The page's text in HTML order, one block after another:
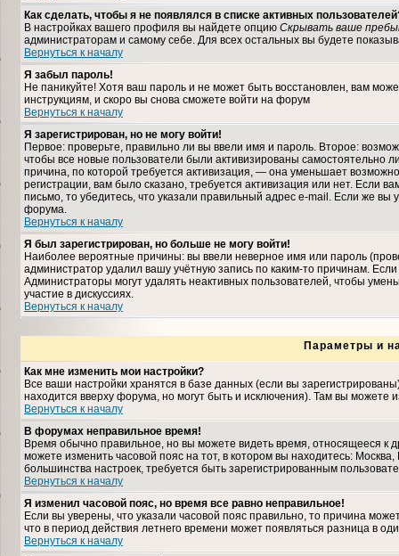
Как сделать, чтобы я не появлялся в списке активных
В настройках вашего профиля вы найдете опцию Скрывать ваше
администраторам и самому себе. Для всех остальных вы будете
Вернуться к началу
Я забыл пароль!
Не паникуйте! Хотя ваш пароль и не может быть восстановлен, вам
инструкциям, и скоро вы снова сможете войти на форум
Вернуться к началу
Я зарегистрирован, но не могу войти!
Первое: проверьте, правильно ли вы ввели имя и пароль. Второе:
чтобы все новые пользователи были активизированы самостоятельно
причина, по которой требуется активизация, — она уменьшает
регистрации, вам было сказано, требуется активизация или нет. Если
письмо, то убедитесь, что указали правильный адрес e-mail. Если же
форума.
Вернуться к началу
Я был зарегистрирован, но больше не могу войти!
Наиболее вероятные причины: вы ввели неверное имя или пароль
администратор удалил вашу учётную запись по каким-то причинам.
Администраторы могут удалять неактивных пользователей, чтобы
участие в дискуссиях.
Вернуться к началу
Параметры и
Как мне изменить мои настройки?
Все ваши настройки хранятся в базе данных (если вы
находится вверху форума, но могут быть и исключения). Там вы можете
Вернуться к началу
В форумах неправильное время!
Время обычно правильное, но вы можете видеть время, относящееся к
можете изменить часовой пояс на тот, в котором вы находитесь:
большинства настроек, требуется быть зарегистрированным
Вернуться к началу
Я изменил часовой пояс, но время все равно неправильное!
Если вы уверены, что указали часовой пояс правильно, то причина
что в период действия летнего времени может появляться разница в
Вернуться к началу